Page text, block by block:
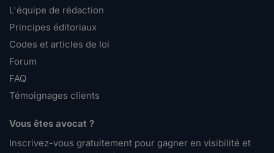
L'équipe de rédaction
Principes éditoriaux
Codes et articles de loi
Forum
FAQ
Témoignages clients
Vous êtes avocat ?
Inscrivez-vous gratuitement pour gagner en visibilité et